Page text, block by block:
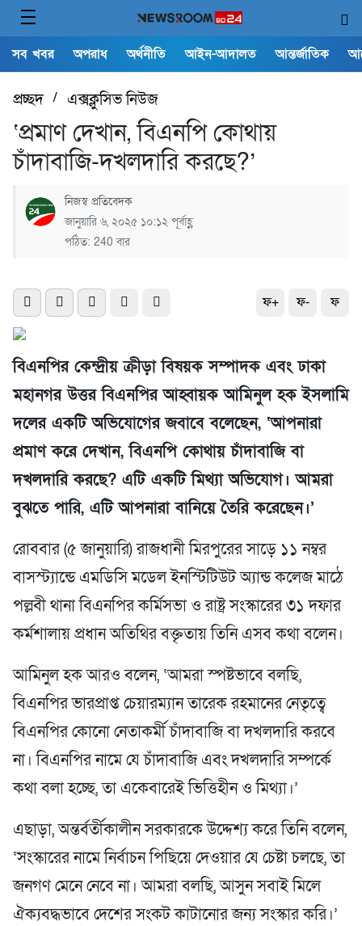
সব খবর অপরাধ অর্থনীতি আইন-আদালত আন্তর্জাতিক
প্রচ্ছদ/ এক্সক্লুসিভ নিউজ
‘প্রমাণ দেখান, বিএনপি কোথায়
চাঁদাবাজি-দখলদারি করছে?’
নিজস্ব প্রতিবেদক
জানুয়ারি ৬, ২০২৫ ১০:১২ পূর্বাহ্ণ
পঠিত: 240 বার
ফ+ ফ- ফ
বিএনপির কেন্দ্রীয় ক্রীড়া বিষয়ক সম্পাদক এবং ঢাকা
মহানগর উত্তর বিএনপির আহ্বায়ক আমিনুল হক ইসলামি
দলের একটি অভিযোগের জবাবে বলেছেন, ‘আপনারা
প্রমাণ করে দেখান, বিএনপি কোথায় চাঁদাবাজি বা
দখলদারি করছে? এটি একটি মিথ্যা অভিযোগ। আমরা
বুঝতে পারি, এটি আপনারা বানিয়ে তৈরি করেছেন।’
রোববার (৫ জানুয়ারি) রাজধানী মিরপুরের সাড়ে ১১ নম্বর
বাসস্ট্যান্ডে এমডিসি মডেল ইনস্টিটিউট অ্যান্ড কলেজ মাঠে
পল্লবী থানা বিএনপির কর্মিসভা ও রাষ্ট্র সংস্কারের ৩১ দফার
কর্মশালায় প্রধান অতিথির বক্তৃতায় তিনি এসব কথা বলেন।
আমিনুল হক আরও বলেন, ‘আমরা স্পষ্টভাবে বলছি,
বিএনপির ভারপ্রাপ্ত চেয়ারম্যান তারেক রহমানের নেতৃত্বে
বিএনপির কোনো নেতাকর্মী চাঁদাবাজি বা দখলদারি করবে
না। বিএনপির নামে যে চাঁদাবাজি এবং দখলদারি সম্পর্কে
কথা বলা হচ্ছে, তা একেবারেই ভিত্তিহীন ও মিথ্যা।’
এছাড়া, অন্তর্বর্তীকালীন সরকারকে উদ্দেশ্য করে তিনি বলেন,
‘সংস্কারের নামে নির্বাচন পিছিয়ে দেওয়ার যে চেষ্টা চলছে, তা
জনগণ মেনে নেবে না। আমরা বলছি, আসুন সবাই মিলে
ঐক্যবদ্ধভাবে দেশের সংকট কাটানোর জন্য সংস্কার করি।’